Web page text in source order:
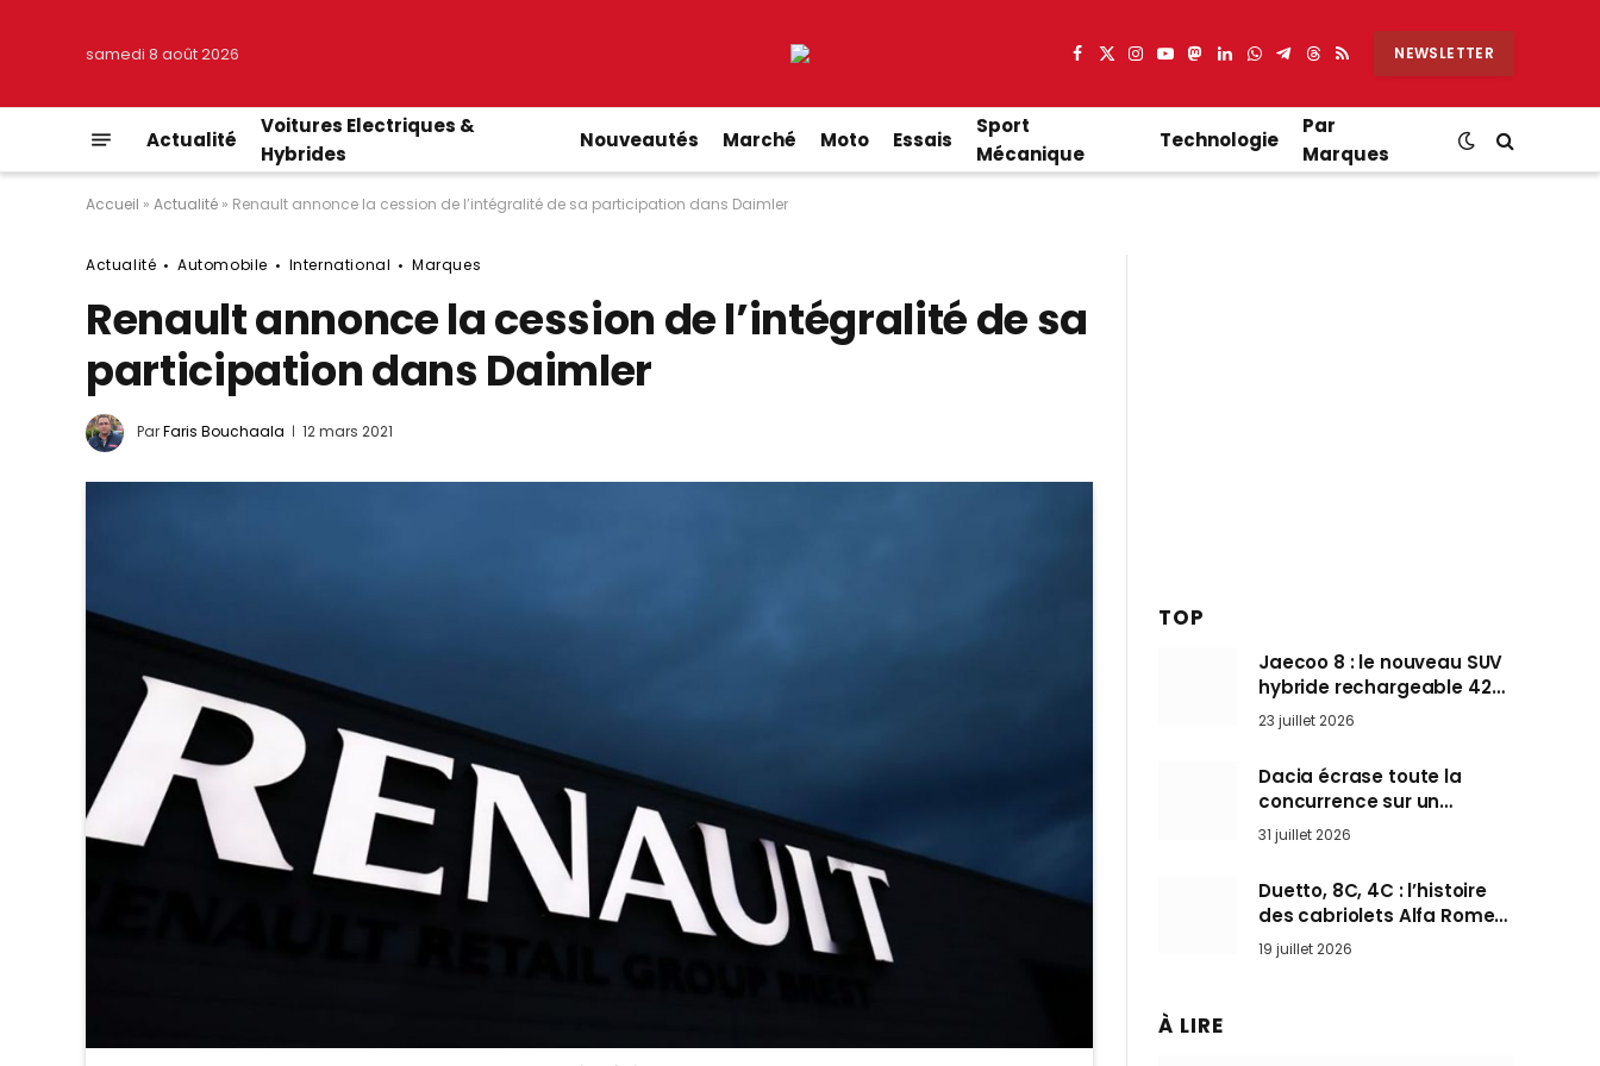
samedi 8 août 2026 Facebook
X
Instagram
YouTube
Mastodon
LinkedIn
WhatsApp
Partager
Telegram
Threads
RSS NEWSLETTER
Actualité
Voitures Electriques &
Hybrides
Nouveautés Marché Moto Essais
Sport
Mécanique
Technologie
Par
Marques
Accueil » Actualité » Renault annonce la cession de l’intégralité de sa participation dans Daimler
Actualité Automobile International Marques
Renault annonce la cession de l’intégralité de sa
participation dans Daimler
ParFaris Bouchaala 12 mars 2021
TOP
Jaecoo 8 : le nouveau SUV
hybride rechargeable 428
ch qui vise l’Audi Q7 arrive
en Europe cet automne
23 juillet 2026
Dacia écrase toute la
concurrence sur un
marché où personne ne
l’attendait
31 juillet 2026
Duetto, 8C, 4C : l’histoire
des cabriolets Alfa Romeo,
ces Spider qui ont défini
l’art de rouler cheveux au
19 juillet 2026
À LIRE